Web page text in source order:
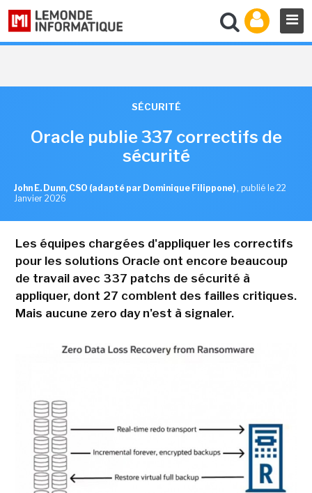
SÉCURITÉ
Oracle publie 337 correctifs de
sécurité
John E. Dunn, CSO (adapté par Dominique Filippone) , publié le 22
Janvier 2026
Les équipes chargées d'appliquer les correctifs
pour les solutions Oracle ont encore beaucoup
de travail avec 337 patchs de sécurité à
appliquer, dont 27 comblent des failles critiques.
Mais aucune zero day n'est à signaler.